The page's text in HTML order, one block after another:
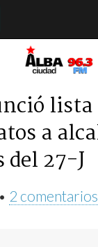
a
del 27-J
• 2 comentarios